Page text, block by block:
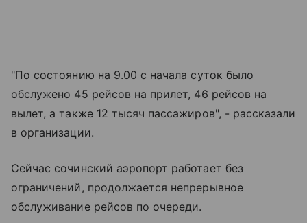
"По состоянию на 9.00 с начала суток было
обслужено 45 рейсов на прилет, 46 рейсов на
вылет, а также 12 тысяч пассажиров", - рассказали
в организации.
Сейчас сочинский аэропорт работает без
ограничений, продолжается непрерывное
обслуживание рейсов по очереди.